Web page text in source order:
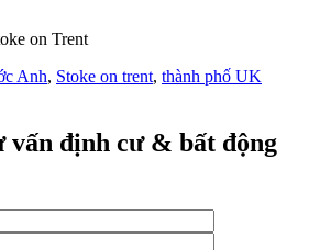
Anh, Stoke on trent, thành phố UK
vấn định cư & bất động